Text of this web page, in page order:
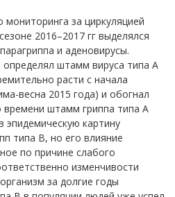
за циркуляцией
2016–2017 гг выделялся
и аденовирусы.
штамм вируса типа A
расти с начала
весна 2015 года) и обогнал
штамм гриппа типа A
эпидемическую картину
типа B, но его влияние
по причине слабого
изменчивости
за долгие годы